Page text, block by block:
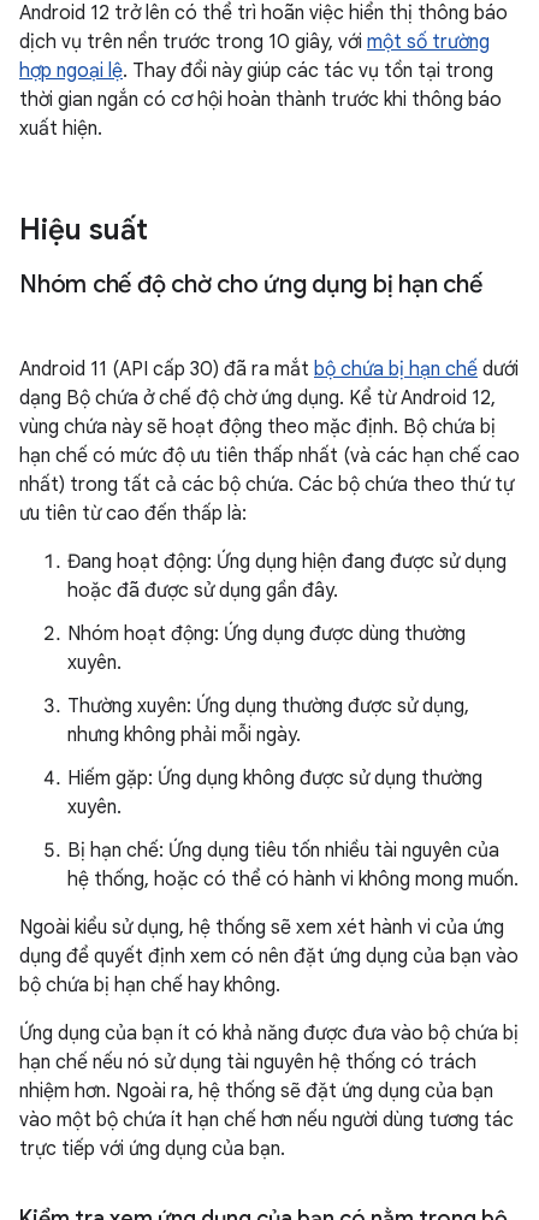
Android 12 trở lên có thể trì hoãn việc hiển thị thông báo
dịch vụ trên nền trước trong 10 giây, với một số trường
hợp ngoại lệ. Thay đổi này giúp các tác vụ tồn tại trong
thời gian ngắn có cơ hội hoàn thành trước khi thông báo
xuất hiện.
Hiệu suất
Nhóm chế độ chờ cho ứng dụng bị hạn chế
Android 11 (API cấp 30) đã ra mắt bộ chứa bị hạn chế dưới
dạng Bộ chứa ở chế độ chờ ứng dụng. Kể từ Android 12,
vùng chứa này sẽ hoạt động theo mặc định. Bộ chứa bị
hạn chế có mức độ ưu tiên thấp nhất (và các hạn chế cao
nhất) trong tất cả các bộ chứa. Các bộ chứa theo thứ tự
ưu tiên từ cao đến thấp là:
Đang hoạt động: Ứng dụng hiện đang được sử dụng
hoặc đã được sử dụng gần đây.
Nhóm hoạt động: Ứng dụng được dùng thường
xuyên.
Thường xuyên: Ứng dụng thường được sử dụng,
nhưng không phải mỗi ngày.
Hiếm gặp: Ứng dụng không được sử dụng thường
xuyên.
Bị hạn chế: Ứng dụng tiêu tốn nhiều tài nguyên của
hệ thống, hoặc có thể có hành vi không mong muốn.
Ngoài kiểu sử dụng, hệ thống sẽ xem xét hành vi của ứng
dụng để quyết định xem có nên đặt ứng dụng của bạn vào
bộ chứa bị hạn chế hay không.
Ứng dụng của bạn ít có khả năng được đưa vào bộ chứa bị
hạn chế nếu nó sử dụng tài nguyên hệ thống có trách
nhiệm hơn. Ngoài ra, hệ thống sẽ đặt ứng dụng của bạn
vào một bộ chứa ít hạn chế hơn nếu người dùng tương tác
trực tiếp với ứng dụng của bạn.